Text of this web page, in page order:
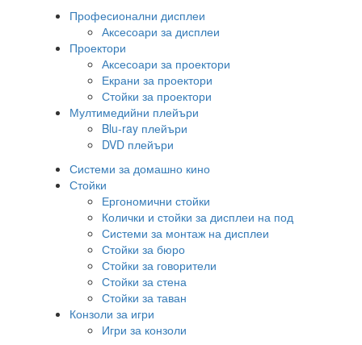
Професионални дисплеи
Аксесоари за дисплеи
Проектори
Аксесоари за проектори
Екрани за проектори
Стойки за проектори
Мултимедийни плейъри
Blu-ray плейъри
DVD плейъри
Системи за домашно кино
Стойки
Ергономични стойки
Колички и стойки за дисплеи на под
Системи за монтаж на дисплеи
Стойки за бюро
Стойки за говорители
Стойки за стена
Стойки за таван
Конзоли за игри
Игри за конзоли